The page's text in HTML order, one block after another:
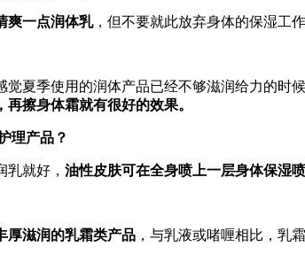
爽一点润体乳，但不要就此放弃身体的保湿工
夏季使用的润体产品已经不够滋润给力的时
擦身体霜就有很好的效果。
理产品？
就好， 油性皮肤可在全身喷上一层身体保湿
厚滋润的乳霜类产品 ，与乳液或啫喱相比，乳